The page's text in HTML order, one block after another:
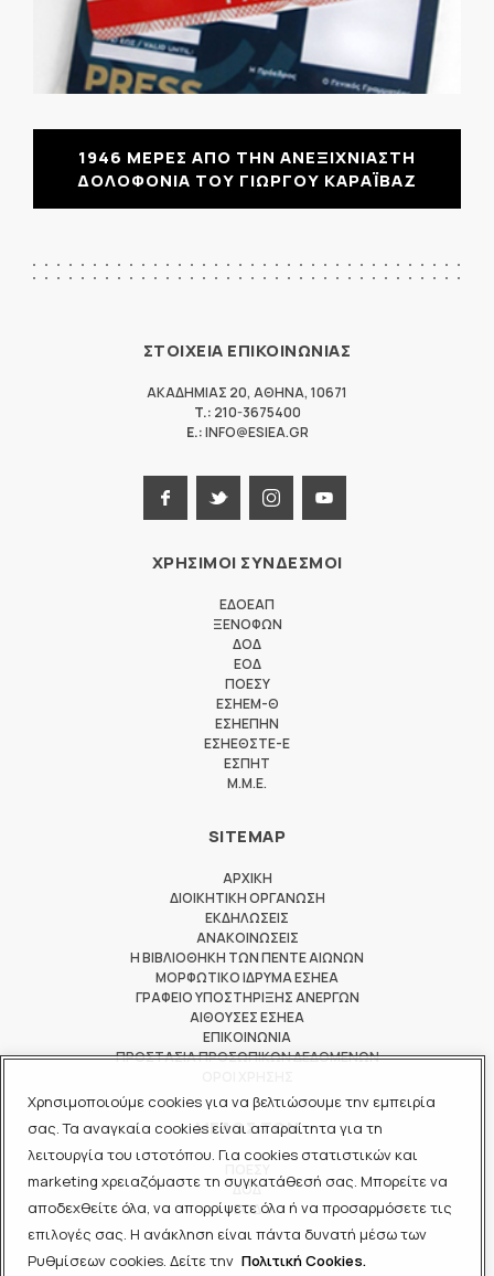
Χρησιμοποιούμε cookies για να βελτιώσουμε την εμπειρία
σας. Τα αναγκαία cookies είναι απαραίτητα για τη
λειτουργία του ιστοτόπου. Για cookies στατιστικών και
marketing χρειαζόμαστε τη συγκατάθεσή σας. Μπορείτε να
αποδεχθείτε όλα, να απορρίψετε όλα ή να προσαρμόσετε τις
επιλογές σας. Η ανάκληση είναι πάντα δυνατή μέσω των
Ρυθμίσεων cookies. Δείτε την Πολιτική Cookies.
1946 ΜΕΡΕΣ ΑΠΟ ΤΗΝ ΑΝΕΞΙΧΝΙΑΣΤΗ
ΔΟΛΟΦΟΝΙΑ ΤΟΥ ΓΙΩΡΓΟΥ ΚΑΡΑΪΒΑΖ
ΣΤΟΙΧΕΙΑ ΕΠΙΚΟΙΝΩΝΙΑΣ
ΑΚΑΔΗΜΙΑΣ 20, ΑΘΗΝΑ, 10671
T.: 210-3675400
E.:INFO@ESIEA.GR
ΧΡΗΣΙΜΟΙ ΣΥΝΔΕΣΜΟΙ
ΕΔΟΕΑΠ
ΞΕΝΟΦΩΝ
ΔΟΔ
ΕΟΔ
ΠΟΕΣΥ
ΕΣΗΕΜ-Θ
ΕΣΗΕΠΗΝ
ΕΣΗΕΘΣΤΕ-Ε
ΕΣΠΗΤ
M.M.E.
SITEMAP
ΑΡΧΙΚΗ
ΔΙΟΙΚΗΤΙΚΗ ΟΡΓΑΝΩΣΗ
ΕΚΔΗΛΩΣΕΙΣ
ΑΝΑΚΟΙΝΩΣΕΙΣ
Η ΒΙΒΛΙΟΘΗΚΗ ΤΩΝ ΠΕΝΤΕ ΑΙΩΝΩΝ
ΜΟΡΦΩΤΙΚΟ ΙΔΡΥΜΑ ΕΣΗΕΑ
ΓΡΑΦΕΙΟ ΥΠΟΣΤΗΡΙΞΗΣ ΑΝΕΡΓΩΝ
ΑΙΘΟΥΣΕΣ ΕΣΗΕΑ
ΕΠΙΚΟΙΝΩΝΙΑ
ΠΡΟΣΤΑΣΙΑ ΠΡΟΣΩΠΙΚΩΝ ΔΕΔΟΜΕΝΩΝ
ΜΕΛΟΣ ΤΩΝ
ΔΟΔ
ΕΟΔ